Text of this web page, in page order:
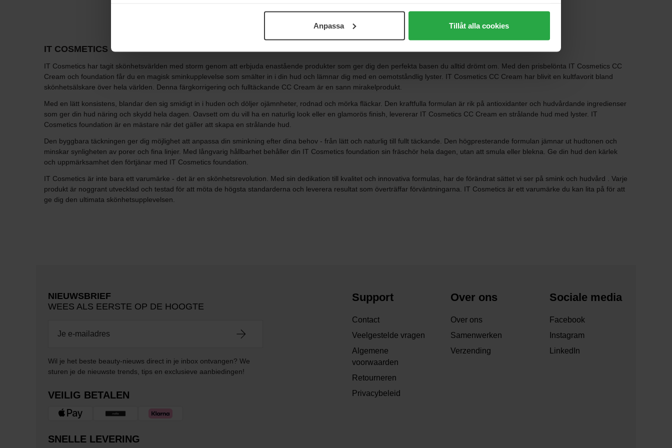
Anpassa Tillåt alla cookies
Meer tonen
IT COSMETICS
IT Cosmetics har tagit skönhetsvärlden med storm genom att erbjuda enastående produkter som ger dig den perfekta basen du alltid drömt om. Med den prisbelönta IT Cosmetics CC
Cream och foundation får du en magisk sminkupplevelse som smälter in i din hud och lämnar dig med en oemotståndlig lyster. IT Cosmetics CC Cream har blivit en kultfavorit bland
skönhetsälskare över hela världen. Denna färgkorrigering och fulltäckande CC Cream är en sann mirakelprodukt.
Med en lätt konsistens, blandar den sig smidigt in i huden och döljer ojämnheter, rodnad och mörka fläckar. Den kraftfulla formulan är rik på antioxidanter och hudvårdande ingredienser
som ger din hud näring och skydd hela dagen. Oavsett om du vill ha en naturlig look eller en glamorös finish, levererar IT Cosmetics CC Cream en strålande hud med lyster. IT
Cosmetics foundation är en mästare när det gäller att skapa en strålande hud.
Den byggbara täckningen ger dig möjlighet att anpassa din sminkning efter dina behov - från lätt och naturlig till fullt täckande. Den högpresterande formulan jämnar ut hudtonen och
minskar synligheten av porer och fina linjer. Med långvarig hållbarhet behåller din IT Cosmetics foundation sin fräschör hela dagen, utan att smula eller blekna. Ge din hud den kärlek
och uppmärksamhet den förtjänar med IT Cosmetics foundation.
IT Cosmetics är inte bara ett varumärke - det är en skönhetsrevolution. Med sin dedikation till kvalitet och innovativa formulas, har de förändrat sättet vi ser på smink och hudvård . Varje
produkt är noggrant utvecklad och testad för att möta de högsta standarderna och leverera resultat som överträffar förväntningarna. IT Cosmetics är ett varumärke du kan lita på för att
ge dig den ultimata skönhetsupplevelsen.
NIEUWSBRIEF
WEES ALS EERSTE OP DE HOOGTE
Wil je het beste beauty-nieuws direct in je inbox ontvangen? We
sturen je de nieuwste trends, tips en exclusieve aanbiedingen!
VEILIG BETALEN
SNELLE LEVERING
Support
Contact
Veelgestelde vragen
Algemene
voorwaarden
Retourneren
Privacybeleid
Over ons
Over ons
Samenwerken
Verzending
Sociale media
Facebook
Instagram
LinkedIn